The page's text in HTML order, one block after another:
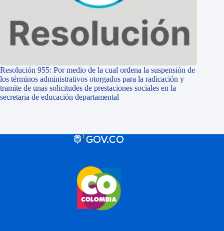
Resolución 955: Por medio de la cual ordena la suspensión de
los términos administrativos otorgados para la radicación y
tramite de unas solicitudes de prestaciones sociales en la
secretaria de educación departamental